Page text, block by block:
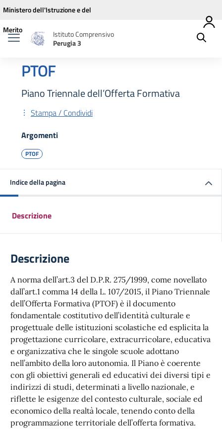
Vai ai contenuti
Vai al menu di navigazione
Vai al footer
Ministero dell'Istruzione e del
Merito
Istituto Comprensivo
Perugia 3
PTOF
Piano Triennale dell’Offerta Formativa
Stampa / Condividi
Argomenti
PTOF
Indice della pagina
Descrizione
Descrizione
A norma dell’art.3 del D.P.R. 275/1999, come novellato
dall’art.1 comma 14 della L. 107/2015, il Piano Triennale
dell’Offerta Formativa (PTOF) è il documento
fondamentale costitutivo dell’identità culturale e
progettuale delle istituzioni scolastiche ed esplicita la
progettazione curricolare, extracurricolare, educativa
e organizzativa che le singole scuole adottano
nell’ambito della loro autonomia. Il Piano è coerente
con gli obiettivi generali ed educativi dei diversi tipi e
indirizzi di studi, determinati a livello nazionale, e
riflette le esigenze del contesto culturale, sociale ed
economico della realtà locale, tenendo conto della
programmazione territoriale dell’offerta formativa.